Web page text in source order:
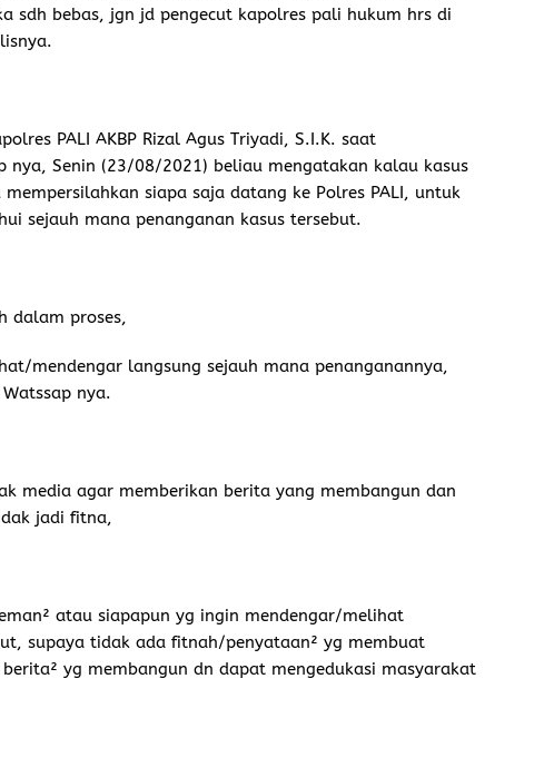
sdh bebas, jgn jd pengecut kapolres pali hukum hrs di
PALI AKBP Rizal Agus Triyadi, S.I.K. saat
nya, Senin (23/08/2021) beliau mengatakan kalau kasus
siapa saja datang ke Polres PALI, untuk
sejauh mana penanganan kasus tersebut.
dalam proses,
mendengar langsung sejauh mana penanganannya,
nya.
media agar memberikan berita yang membangun dan
jadi fitna,
atau siapapun yg ingin mendengar/melihat
supaya tidak ada fitnah/penyataan² yg membuat
yg membangun dn dapat mengedukasi masyarakat